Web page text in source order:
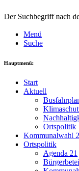
Der Suchbegriff nach
Menü
Suche
Hauptmenü:
Start
Aktuell
Ortspolitik
Kommunalwahl
Ortspolitik
Agenda 21